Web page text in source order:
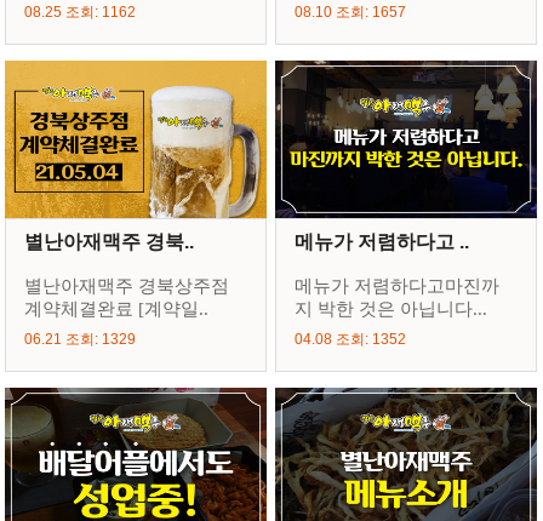
08.25 조회: 1162 08.10 조회: 1657
별난아재맥주 경북..
별난아재맥주 경북상주점
계약체결완료 [계약일..
06.21 조회: 1329
메뉴가 저렴하다고 ..
메뉴가 저렴하다고마진까
지 박한 것은 아닙니다...
04.08 조회: 1352